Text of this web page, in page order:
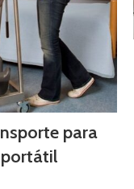
para